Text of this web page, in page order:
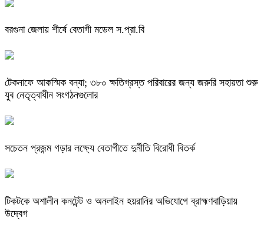
বরগুনা জেলায় শীর্ষে বেতাগী মডেল স.প্রা.বি
টেকনাফে আকস্মিক বন্যা; ৩৮০ ক্ষতিগ্রস্ত পরিবারের জন্য জরুরি সহায়তা শুরু
যুব নেতৃত্বাধীন সংগঠনগুলোর
সচেতন প্রজন্ম গড়ার লক্ষ্যে বেতাগীতে দুর্নীতি বিরোধী বিতর্ক
টিকটকে অশালীন কনটেন্ট ও অনলাইন হয়রানির অভিযোগে ব্রাহ্মণবাড়িয়ায়
উদ্বেগ